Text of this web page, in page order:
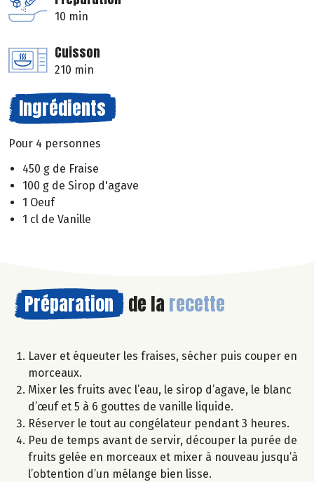
10 min
Cuisson
210 min
Ingrédients
Pour 4 personnes
450 g de Fraise
100 g de Sirop d'agave
1 Oeuf
1 cl de Vanille
Préparation de la recette
Laver et équeuter les fraises, sécher puis couper en
morceaux.
Mixer les fruits avec l’eau, le sirop d’agave, le blanc
d’œuf et 5 à 6 gouttes de vanille liquide.
Réserver le tout au congélateur pendant 3 heures.
Peu de temps avant de servir, découper la purée de
fruits gelée en morceaux et mixer à nouveau jusqu’à
l’obtention d’un mélange bien lisse.